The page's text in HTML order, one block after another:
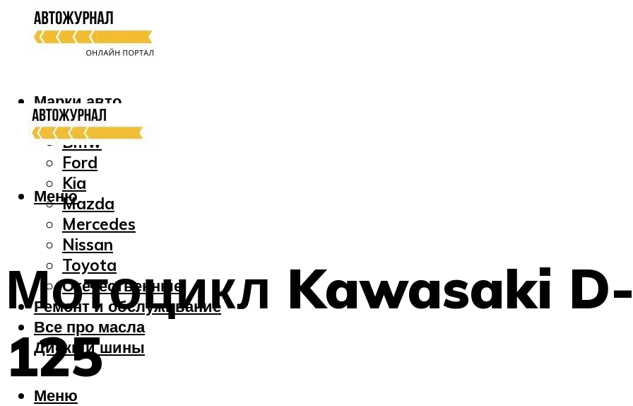
Марки авто
Audi
Bmw
Ford
Kia
Mazda
Mercedes
Nissan
Toyota
Отечественные
Ремонт и обслуживание
Все про масла
Диски и шины
Меню
Меню
Мотоцикл Kawasaki
125